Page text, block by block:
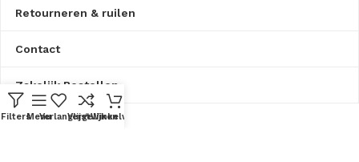
Retourneren & ruilen
Contact
Zakelijk Bestellen
FiltersMenuVerlanglijstVergelijken
Winkelwagen